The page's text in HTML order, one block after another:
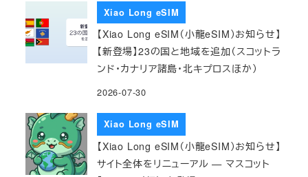
Xiao Long eSIM
【Xiao Long eSIM（小龍eSIM）お知らせ】
【新登場】23の国と地域を追加（スコットラ
ンド・カナリア諸島・北キプロスほか）
2026-07-30
Xiao Long eSIM
【Xiao Long eSIM（小龍eSIM）お知らせ】
サイト全体をリニューアル — マスコット